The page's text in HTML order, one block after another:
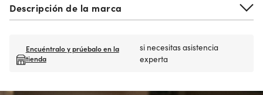
Descripción de la marca
Encuéntralo y prúebalo en la
tienda
si necesitas asistencia
experta